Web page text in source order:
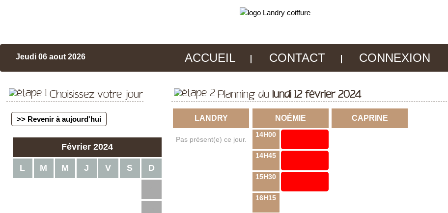
Jeudi 06 aout 2026 ACCUEIL CONTACT CONNEXION
Choisissez votre jour
>> Revenir à aujourd'hui
Février 2024
L M M J V S D
Planning dulundi 12 février 2024
LANDRY
Pas présent(e) ce jour.
NOÉMIE
14H00
14H45
15H30
16H15
CAPRINE